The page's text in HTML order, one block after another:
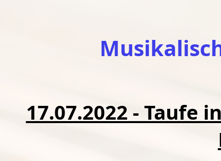
17.07.2022 - Taufe